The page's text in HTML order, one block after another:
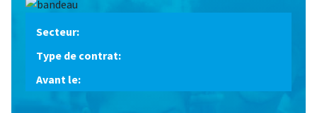
Secteur:
Type de contrat:
Avant le: